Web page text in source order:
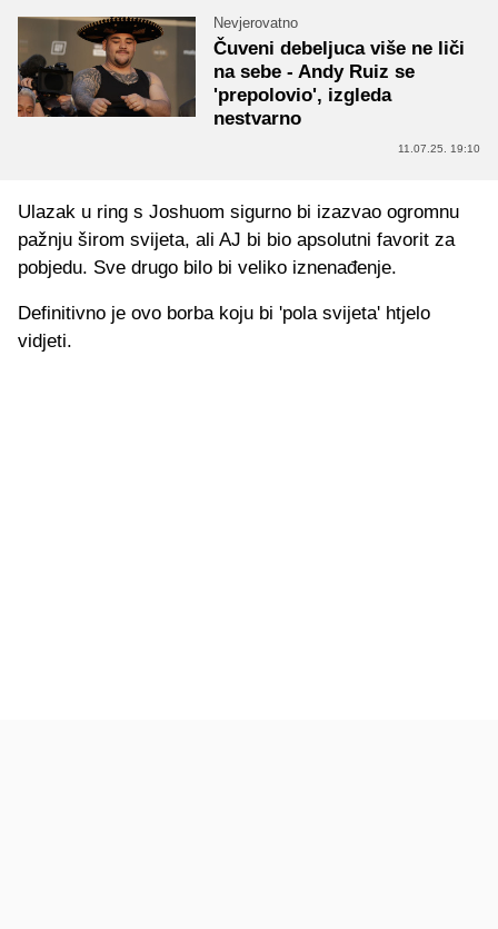
Nevjerovatno
Čuveni debeljuca više ne liči
na sebe - Andy Ruiz se
'prepolovio', izgleda
nestvarno
11.07.25. 19:10
Ulazak u ring s Joshuom sigurno bi izazvao ogromnu
pažnju širom svijeta, ali AJ bi bio apsolutni favorit za
pobjedu. Sve drugo bilo bi veliko iznenađenje.
Definitivno je ovo borba koju bi 'pola svijeta' htjelo
vidjeti.